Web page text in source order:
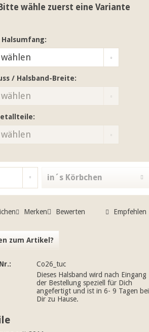
Bitte wähle zuerst eine Variante
/ Halsband-Breite:
in´s Körbchen
Merken Bewerten Empfehlen
zum Artikel?
Co26_tuc
Dieses Halsband wird nach Eingang
der Bestellung speziell für Dich
angefertigt und ist in 6- 9 Tagen bei
Dir zu Hause.